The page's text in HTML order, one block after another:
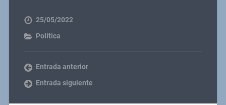
25/05/2022
Política
Entrada anterior
Entrada siguiente